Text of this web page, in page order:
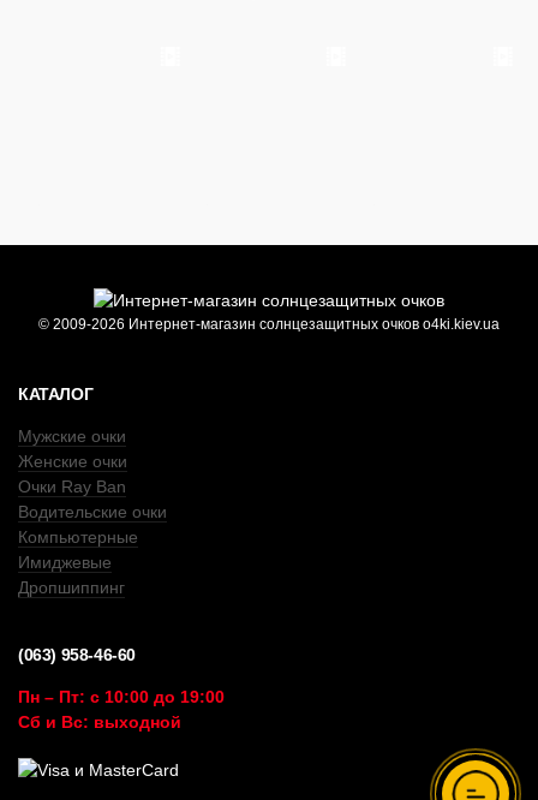
© 2009-2026 Интернет-магазин солнцезащитных очков o4ki.kiev.ua
КАТАЛОГ
Мужские очки
Женские очки
Очки Ray Ban
Водительские очки
Компьютерные
Имиджевые
Дропшиппинг
(063) 958-46-60
Пн – Пт: с 10:00 до 19:00
Сб и Вс: выходной